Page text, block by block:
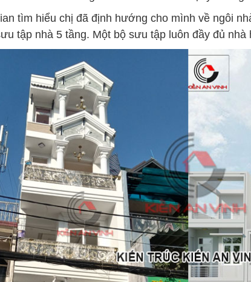
tìm hiểu chị đã định hướng cho mình về ngôi
tập nhà 5 tầng. Một bộ sưu tập luôn đầy đủ nhà